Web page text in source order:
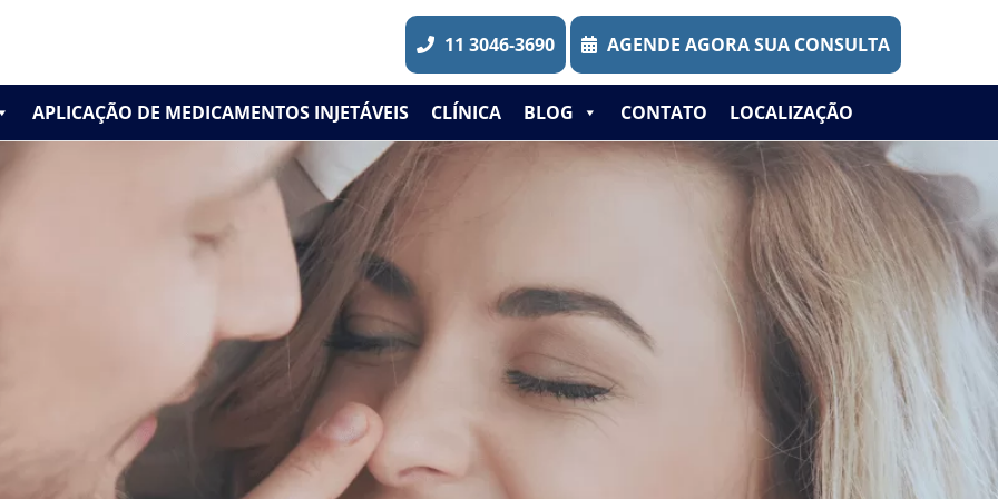
11 3046-3690
AGENDE AGORA SUA CONSULTA
APLICAÇÃO DE MEDICAMENTOS INJETÁVEIS CLÍNICA BLOG CONTATO LOCALIZAÇÃO